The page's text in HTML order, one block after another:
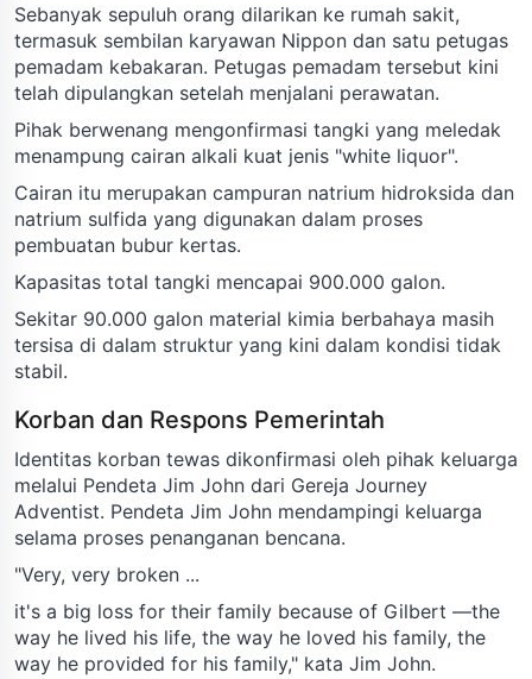
Sebanyak sepuluh orang dilarikan ke rumah sakit,
termasuk sembilan karyawan Nippon dan satu petugas
pemadam kebakaran. Petugas pemadam tersebut kini
telah dipulangkan setelah menjalani perawatan.
Pihak berwenang mengonfirmasi tangki yang meledak
menampung cairan alkali kuat jenis "white liquor".
Cairan itu merupakan campuran natrium hidroksida dan
natrium sulfida yang digunakan dalam proses
pembuatan bubur kertas.
Kapasitas total tangki mencapai 900.000 galon.
Sekitar 90.000 galon material kimia berbahaya masih
tersisa di dalam struktur yang kini dalam kondisi tidak
stabil.
Korban dan Respons Pemerintah
Identitas korban tewas dikonfirmasi oleh pihak keluarga
melalui Pendeta Jim John dari Gereja Journey
Adventist. Pendeta Jim John mendampingi keluarga
selama proses penanganan bencana.
"Very, very broken ...
it's a big loss for their family because of Gilbert —the
way he lived his life, the way he loved his family, the
way he provided for his family," kata Jim John.